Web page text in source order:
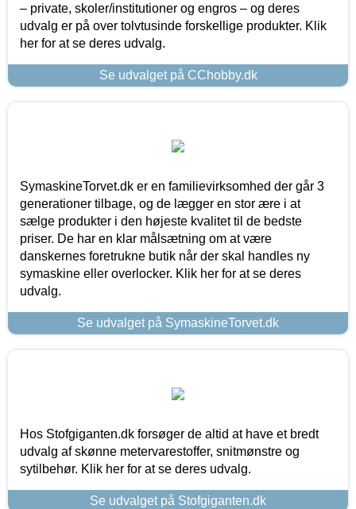
– private, skoler/institutioner og engros – og deres
udvalg er på over tolvtusinde forskellige produkter. Klik
her for at se deres udvalg.
Se udvalget på CChobby.dk
SymaskineTorvet.dk er en familievirksomhed der går 3
generationer tilbage, og de lægger en stor ære i at
sælge produkter i den højeste kvalitet til de bedste
priser. De har en klar målsætning om at være
danskernes foretrukne butik når der skal handles ny
symaskine eller overlocker. Klik her for at se deres
udvalg.
Se udvalget på SymaskineTorvet.dk
Hos Stofgiganten.dk forsøger de altid at have et bredt
udvalg af skønne metervarestoffer, snitmønstre og
sytilbehør. Klik her for at se deres udvalg.
Se udvalget på Stofgiganten.dk